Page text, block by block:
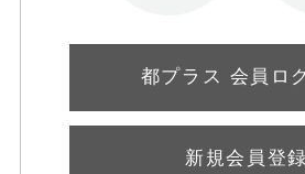
都プラス 会員ロ
新規会員登録